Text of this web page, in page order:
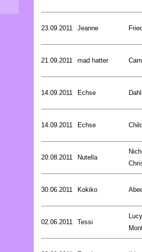
23.09.2011 Jeanne
21.09.2011 mad hatter
14.09.2011 Echse
14.09.2011 Echse
20.08.2011 Nutella
30.06.2011 Kokiko
02.06.2011 Tessi